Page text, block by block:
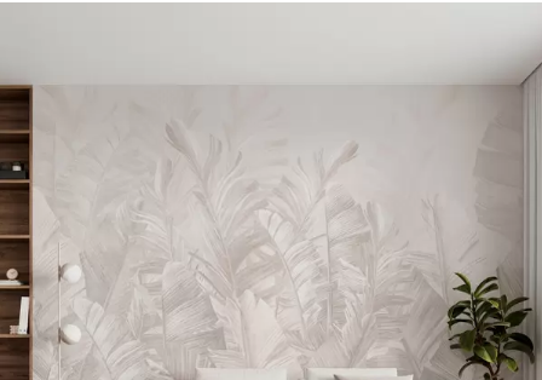
Μέθοδος
Διαθέσιμα υλικά
Στάνταρ
44 .98 .99 € /m²
Πρίμιουμ